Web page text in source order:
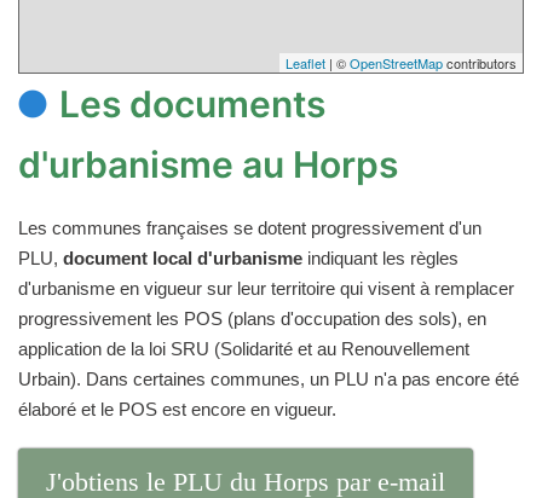
Leaflet | ©OpenStreetMapcontributors
Les documents
d'urbanisme au Horps
Les communes françaises se dotent progressivement d'un
PLU, document local d'urbanisme indiquant les règles
d'urbanisme en vigueur sur leur territoire qui visent à remplacer
progressivement les POS (plans d'occupation des sols), en
application de la loi SRU (Solidarité et au Renouvellement
Urbain). Dans certaines communes, un PLU n'a pas encore été
élaboré et le POS est encore en vigueur.
J'obtiens le PLU du Horps par e-mail